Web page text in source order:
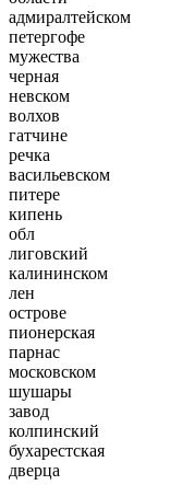
адмиралтейском
петергофе
мужества
черная
невском
волхов
гатчине
речка
васильевском
питере
кипень
обл
лиговский
калининском
лен
острове
пионерская
парнас
московском
шушары
завод
колпинский
бухарестская
дверца